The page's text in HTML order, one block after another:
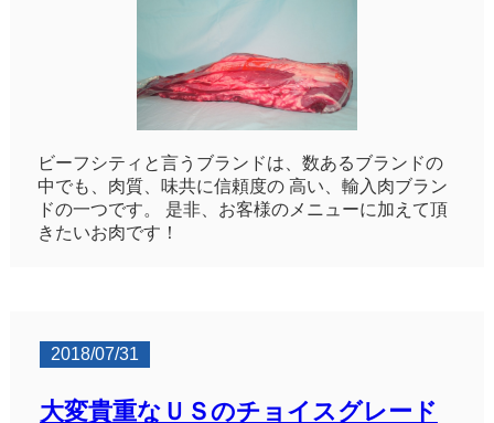
ビーフシティと言うブランドは、数あるブランドの
中でも、肉質、味共に信頼度の 高い、輸入肉ブラン
ドの一つです。 是非、お客様のメニューに加えて頂
きたいお肉です！
2018/07/31
大変貴重なＵＳのチョイスグレード